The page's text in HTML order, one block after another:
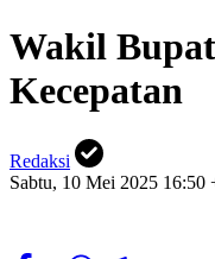
Wakil
Kecepatan
Redaksi
Sabtu, 10 Mei 2025 16:50